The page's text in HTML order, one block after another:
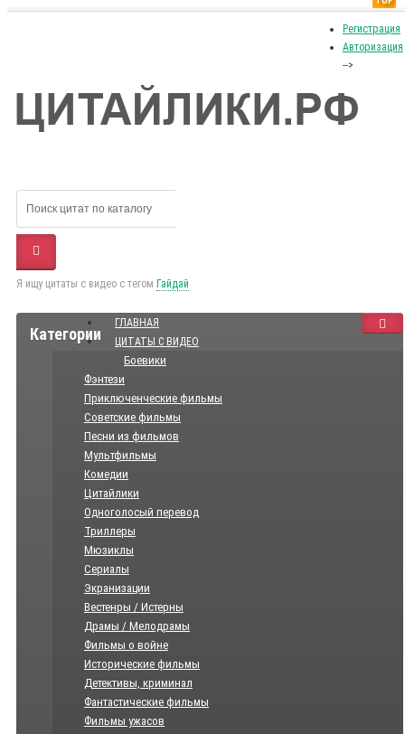
Регистрация
Авторизация
-->
Я ищу цитаты с видео с тегом Гайдай
Категории
ГЛАВНАЯ
ЦИТАТЫ С ВИДЕО
Боевики
Фэнтези
Приключенческие фильмы
Советские фильмы
Песни из фильмов
Мультфильмы
Комедии
Цитайлики
Одноголосый перевод
Триллеры
Мюзиклы
Сериалы
Экранизации
Вестенры / Истерны
Драмы / Мелодрамы
Фильмы о войне
Исторические фильмы
Детективы, криминал
Фантастические фильмы
Фильмы ужасов